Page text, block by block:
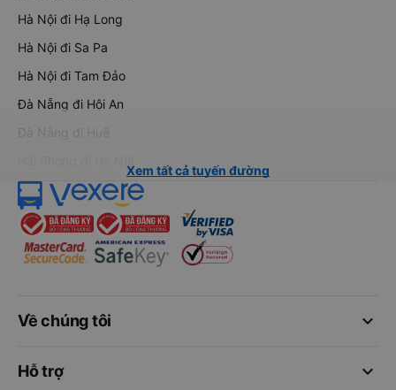
Hà Nội đi Hạ Long
Hà Nội đi Sa Pa
Hà Nội đi Tam Đảo
Đà Nẵng đi Hội An
Đà Nẵng đi Huế
Xem tất cả tuyến đường
keyboard_arrow_down
Về chúng tôi
keyboard_arrow_down
Hỗ trợ